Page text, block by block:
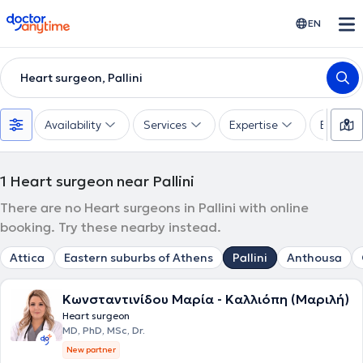
doctoranytime EN
Heart surgeon, Pallini
Availability Services Expertise
1 Heart surgeon near Pallini
There are no Heart surgeons in Pallini with online
booking. Try these nearby instead.
Attica Eastern suburbs of Athens Pallini Anthousa
Κωνσταντινίδου Μαρία - Καλλιόπη (Μαριλή)
Heart surgeon
MD, PhD, MSc, Dr.
New partner